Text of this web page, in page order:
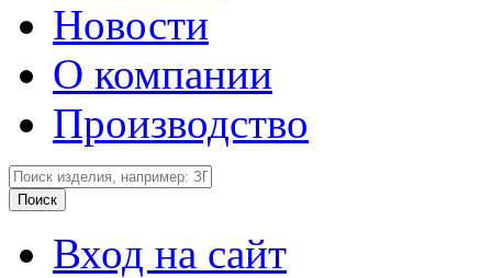
Новости
О компании
Производство
Вход на сайт